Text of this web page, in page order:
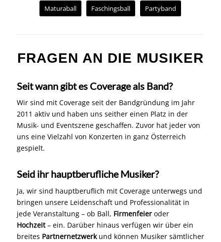
Maturaball Faschingsball Partyband
FRAGEN AN DIE MUSIKER
Seit wann gibt es Coverage als Band?
Wir sind mit Coverage seit der Bandgründung im Jahr
2011 aktiv und haben uns seither einen Platz in der
Musik- und Eventszene geschaffen. Zuvor hat jeder von
uns eine Vielzahl von Konzerten in ganz Österreich
gespielt.
Seid ihr hauptberufliche Musiker?
Ja, wir sind hauptberuflich mit Coverage unterwegs und
bringen unsere Leidenschaft und Professionalität in
jede Veranstaltung – ob Ball, Firmenfeier oder
Hochzeit – ein. Darüber hinaus verfügen wir über ein
breites Partnernetzwerkund können Musiker sämtlicher